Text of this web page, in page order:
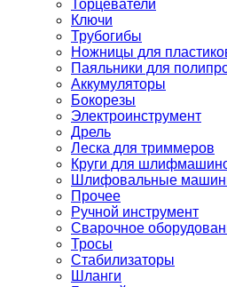
Торцеватели
Ключи
Трубогибы
Ножницы для
Паяльники для
Аккумуляторы
Бокорезы
Электроинструмент
Дрель
Леска для триммеров
Круги для
Шлифовальные
Прочее
Ручной инструмент
Сварочное
Тросы
Стабилизаторы
Шланги